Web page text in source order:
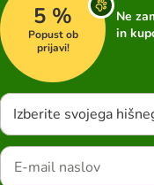
5 %
Popust ob
prijavi!
Ne
in
Izberite svojega